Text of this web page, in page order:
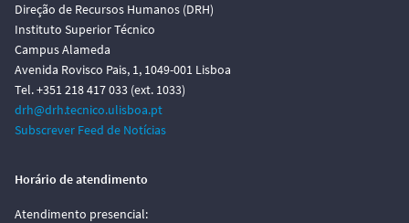
Direção de Recursos Humanos (DRH)
Instituto Superior Técnico
Campus Alameda
Avenida Rovisco Pais, 1, 1049-001 Lisboa
Tel. +351 218 417 033 (ext. 1033)
drh@drh.tecnico.ulisboa.pt
Subscrever Feed de Notícias
Horário de atendimento
Atendimento presencial: